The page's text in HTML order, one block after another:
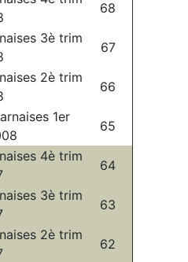
68
3è trim
67
2è trim
66
1er
65
4è trim
64
3è trim
63
2è trim
62